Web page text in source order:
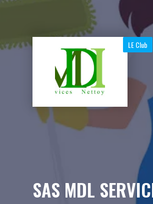
LE Club
SAS MDL